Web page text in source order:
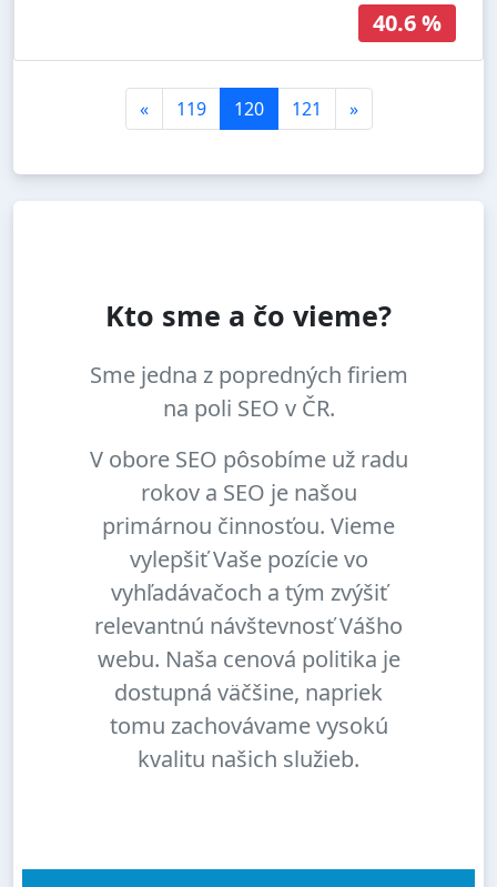
40.6 %
« 119 120 121 »
Kto sme a čo vieme?
Sme jedna z popredných firiem
na poli SEO v ČR.
V obore SEO pôsobíme už radu
rokov a SEO je našou
primárnou činnosťou. Vieme
vylepšiť Vaše pozície vo
vyhľadávačoch a tým zvýšiť
relevantnú návštevnosť Vášho
webu. Naša cenová politika je
dostupná väčšine, napriek
tomu zachovávame vysokú
kvalitu našich služieb.